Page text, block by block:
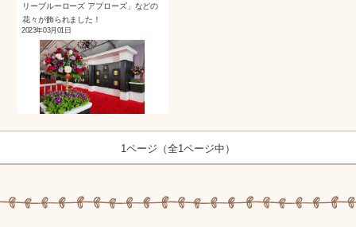
リーブルーローズ アプローズ」などの
花々が飾られました！
2023年03月01日
1ページ（全1ページ中）